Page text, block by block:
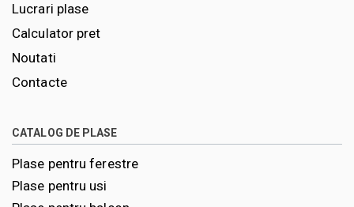
Lucrari plase
Calculator pret
Noutati
Contacte
CATALOG DE PLASE
Plase pentru ferestre
Plase pentru usi